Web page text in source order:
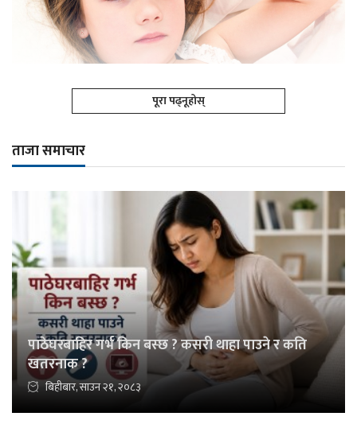
पूरा पढ्नूहोस्
ताजा समाचार
पाठेघरबाहिर गर्भ किन बस्छ ? कसरी थाहा पाउने र कति
खतरनाक ?
बिहीबार, साउन २१, २०८३